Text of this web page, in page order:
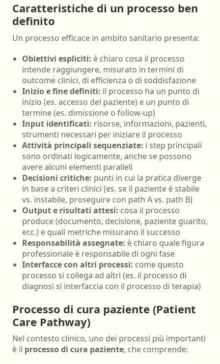
Caratteristiche di un processo ben
definito
Un processo efficace in ambito sanitario presenta:
Obiettivi espliciti: è chiaro cosa il processo
intende raggiungere, misurato in termini di
outcome clinici, di efficienza o di soddisfazione
Inizio e fine definiti: il processo ha un punto di
inizio (es. accesso del paziente) e un punto di
termine (es. dimissione o follow-up)
Input identificati: risorse, informazioni, pazienti,
strumenti necessari per iniziare il processo
Attività principali sequenziate: i step principali
sono ordinati logicamente, anche se possono
avere alcuni elementi paralleli
Decisioni critiche: punti in cui la pratica diverge
in base a criteri clinici (es. se il paziente è stabile
vs. instabile, proseguire con path A vs. path B)
Output e risultati attesi: cosa il processo
produce (documento, decisione, paziente guarito,
ecc.) e quali metriche misurano il successo
Responsabilità assegnate: è chiaro quale figura
professionale è responsabile di ogni fase
Interfacce con altri processi: come questo
processo si collega ad altri (es. il processo di
diagnosi si interfaccia con il processo di terapia)
Processo di cura paziente (Patient
Care Pathway)
Nel contesto clinico, uno dei processi più importanti
è il processo di cura paziente, che comprende: